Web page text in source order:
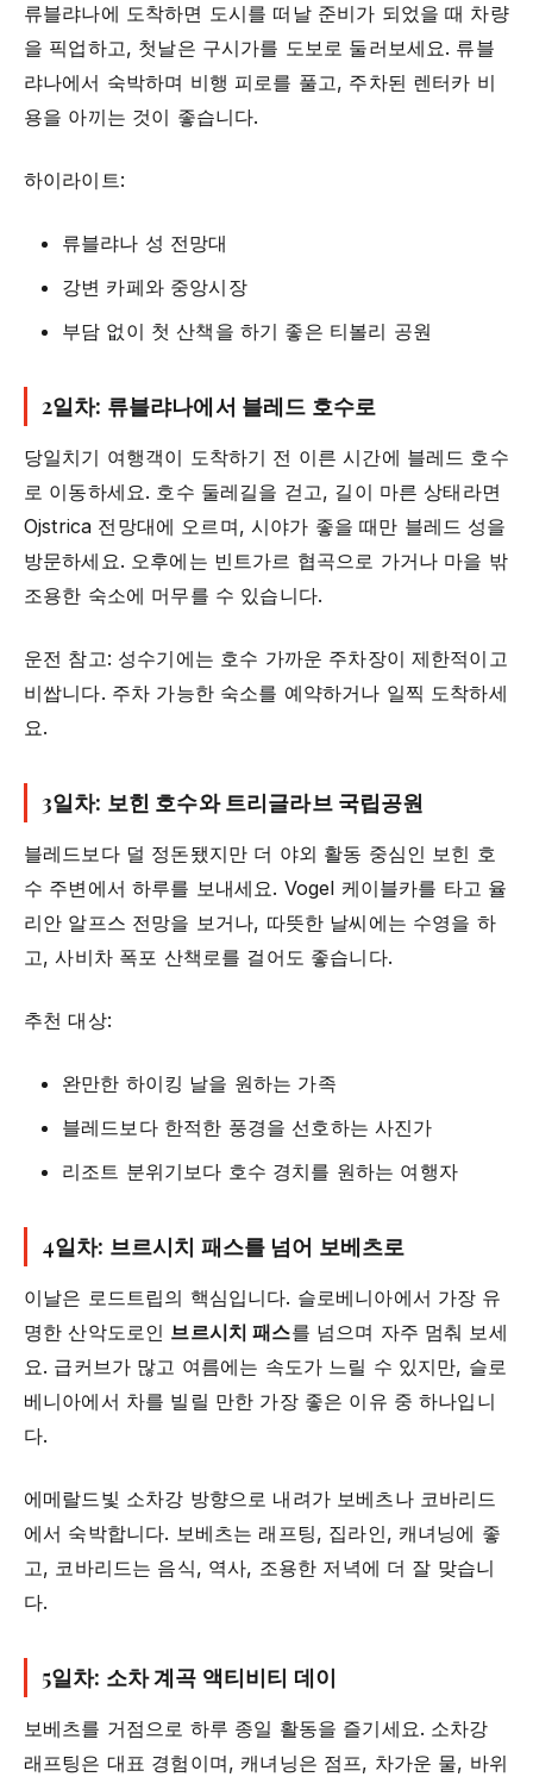
류블랴나에 도착하면 도시를 떠날 준비가 되었을 때 차량
을 픽업하고, 첫날은 구시가를 도보로 둘러보세요. 류블
랴나에서 숙박하며 비행 피로를 풀고, 주차된 렌터카 비
용을 아끼는 것이 좋습니다.
하이라이트:
류블랴나 성 전망대
강변 카페와 중앙시장
부담 없이 첫 산책을 하기 좋은 티볼리 공원
2일차: 류블랴나에서 블레드 호수로
당일치기 여행객이 도착하기 전 이른 시간에 블레드 호수
로 이동하세요. 호수 둘레길을 걷고, 길이 마른 상태라면
Ojstrica 전망대에 오르며, 시야가 좋을 때만 블레드 성을
방문하세요. 오후에는 빈트가르 협곡으로 가거나 마을 밖
조용한 숙소에 머무를 수 있습니다.
운전 참고: 성수기에는 호수 가까운 주차장이 제한적이고
비쌉니다. 주차 가능한 숙소를 예약하거나 일찍 도착하세
요.
3일차: 보힌 호수와 트리글라브 국립공원
블레드보다 덜 정돈됐지만 더 야외 활동 중심인 보힌 호
수 주변에서 하루를 보내세요. Vogel 케이블카를 타고 율
리안 알프스 전망을 보거나, 따뜻한 날씨에는 수영을 하
고, 사비차 폭포 산책로를 걸어도 좋습니다.
추천 대상:
완만한 하이킹 날을 원하는 가족
블레드보다 한적한 풍경을 선호하는 사진가
리조트 분위기보다 호수 경치를 원하는 여행자
4일차: 브르시치 패스를 넘어 보베츠로
이날은 로드트립의 핵심입니다. 슬로베니아에서 가장 유
명한 산악도로인 브르시치 패스를 넘으며 자주 멈춰 보세
요. 급커브가 많고 여름에는 속도가 느릴 수 있지만, 슬로
베니아에서 차를 빌릴 만한 가장 좋은 이유 중 하나입니
다.
에메랄드빛 소차강 방향으로 내려가 보베츠나 코바리드
에서 숙박합니다. 보베츠는 래프팅, 집라인, 캐녀닝에 좋
고, 코바리드는 음식, 역사, 조용한 저녁에 더 잘 맞습니
다.
5일차: 소차 계곡 액티비티 데이
보베츠를 거점으로 하루 종일 활동을 즐기세요. 소차강
래프팅은 대표 경험이며, 캐녀닝은 점프, 차가운 물, 바위